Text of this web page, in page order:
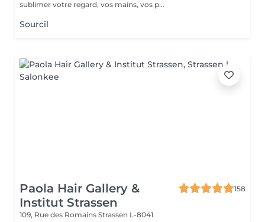
sublimer votre regard, vos mains, vos p...
Sourcil
Paola Hair Gallery &
Institut Strassen
158
109, Rue des Romains Strassen L-8041